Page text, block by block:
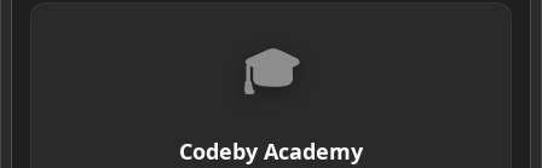
🎓
Codeby Academy